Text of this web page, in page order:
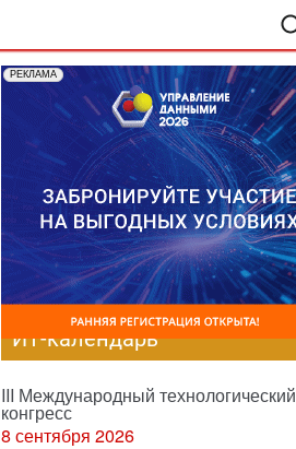
РЕКЛАМА
ИТ-календарь
III Международный технологический
конгресс
8 сентября 2026